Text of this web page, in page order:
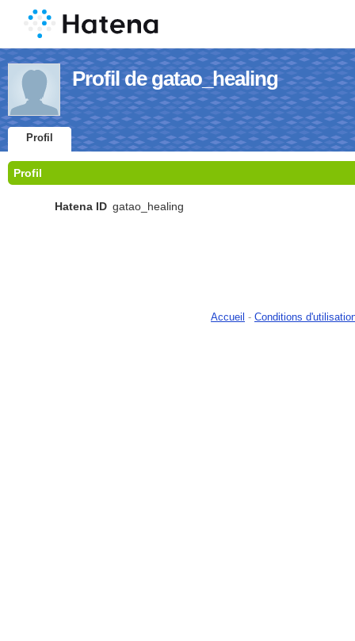
Profil de gatao_healing
Profil
Profil
Hatena ID gatao_healing
Accueil - Conditions